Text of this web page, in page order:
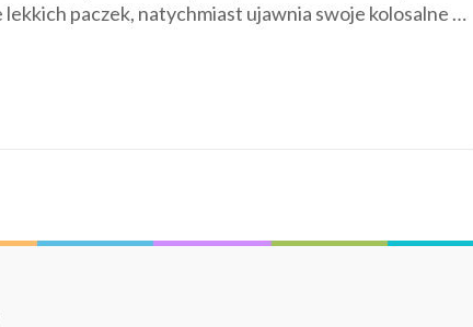
paczek, natychmiast ujawnia swoje kolosalne …